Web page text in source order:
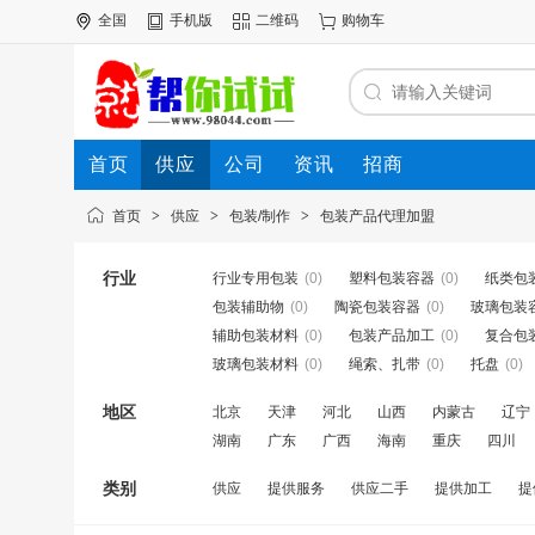
全国 手机版 二维码 购物车
首页 供应 公司 资讯 招商
首页 > 供应 > 包装/制作 > 包装产品代理加盟
行业 行业专用包装 (0) 塑料包装容器 (0)
纸类包
包装辅助物 (0) 陶瓷包装容器 (0)
玻璃包装
辅助包装材料 (0) 包装产品加工 (0)
复合包
玻璃包装材料 (0) 绳索、扎带 (0) 托盘 (0)
地区 北京 天津 河北 山西 内蒙古
辽宁
湖南
广东 广西 海南 重庆 四川
类别 供应 提供服务 供应二手 提供加工